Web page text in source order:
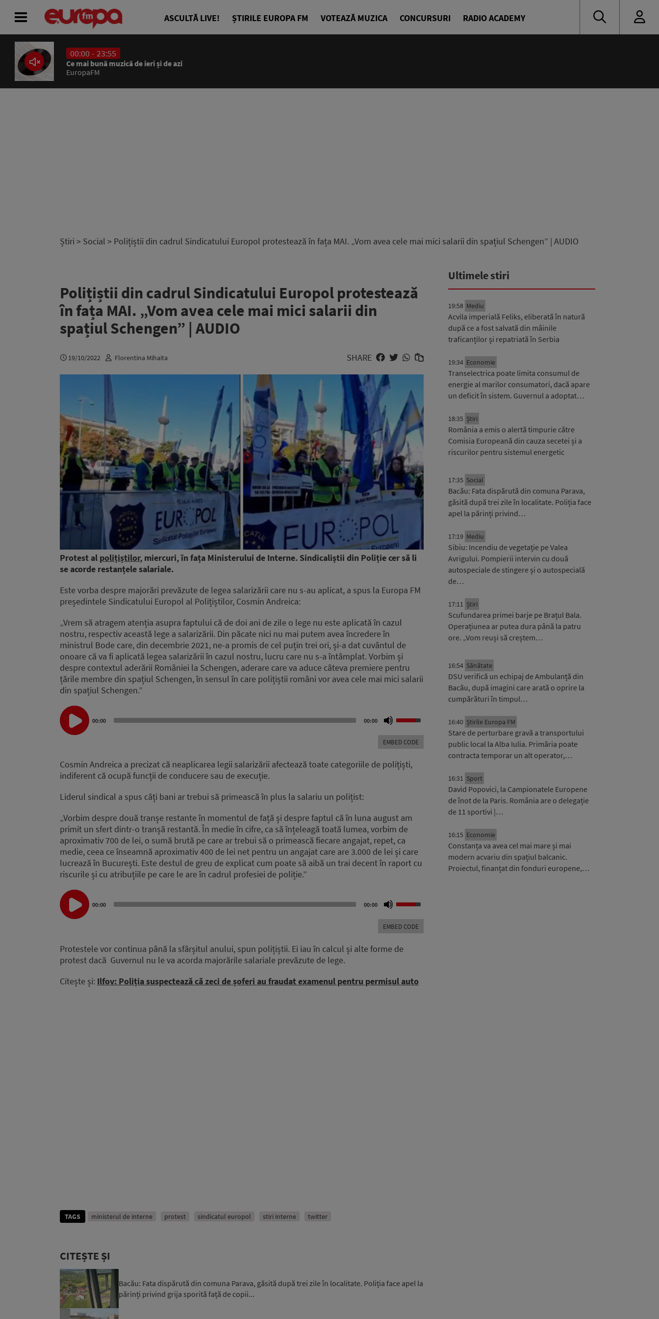
ASCULTĂ LIVE! ȘTIRILE EUROPA FM VOTEAZĂ MUZICA CONCURSURI RADIO ACADEMY
00:00 - 23:55
Ce mai bună muzică de ieri și de azi
EuropaFM
Știri > Social > Polițiștii din cadrul Sindicatului Europol protestează în fața MAI. „Vom avea cele mai mici salarii din spațiul Schengen” | AUDIO
Polițiștii din cadrul Sindicatului Europol protestează
în fața MAI. „Vom avea cele mai mici salarii din
spațiul Schengen” | AUDIO
19/10/2022 Florentina Mihaita SHARE
Protest al polițiștilor, miercuri, în fața Ministerului de Interne. Sindicaliștii din Poliție cer să li
se acorde restanțele salariale.
Este vorba despre majorări prevăzute de legea salarizării care nu s-au aplicat, a spus la Europa FM
președintele Sindicatului Europol al Polițiștilor, Cosmin Andreica:
„Vrem să atragem atenția asupra faptului că de doi ani de zile o lege nu este aplicată în cazul
nostru, respectiv această lege a salarizării. Din păcate nici nu mai putem avea încredere în
ministrul Bode care, din decembrie 2021, ne-a promis de cel puțin trei ori, și-a dat cuvântul de
onoare că va fi aplicată legea salarizării în cazul nostru, lucru care nu s-a întâmplat. Vorbim și
despre contextul aderării României la Schengen, aderare care va aduce câteva premiere pentru
țările membre din spațiul Schengen, în sensul în care polițiștii români vor avea cele mai mici salarii
din spațiul Schengen.”
Audio
Player
00:00 00:00
Up/Down
keys
increase
EMBED CODE
Cosmin Andreica a precizat că neaplicarea legii salarizării afectează toate categoriile de polițiști,
indiferent că ocupă funcții de conducere sau de execuție.
Liderul sindical a spus câți bani ar trebui să primească în plus la salariu un polițist:
„Vorbim despre două tranșe restante în momentul de față și despre faptul că în luna august am
primit un sfert dintr-o tranșă restantă. În medie în cifre, ca să înțeleagă toată lumea, vorbim de
aproximativ 700 de lei, o sumă brută pe care ar trebui să o primească fiecare angajat, repet, ca
medie, ceea ce înseamnă aproximativ 400 de lei net pentru un angajat care are 3.000 de lei și care
lucrează în București. Este destul de greu de explicat cum poate să aibă un trai decent în raport cu
riscurile și cu atribuțiile pe care le are în cadrul profesiei de poliție.”
Audio
Player
00:00 00:00
Up/Down
keys
increase
volume.
EMBED CODE
Protestele vor continua până la sfârșitul anului, spun polițiștii. Ei iau în calcul și alte forme de
protest dacă Guvernul nu le va acorda majorările salariale prevăzute de lege.
Citește și: Ilfov: Poliția suspectează că zeci de șoferi au fraudat examenul pentru permisul auto
TAGS ministerul de interne protest sindicatul europol stiri interne twitter
CITEȘTE ȘI
Bacău: Fata dispărută din comuna Parava, găsită după trei zile în localitate. Poliția face apel la
părinți privind grija sporită față de copii...
Ultimele stiri
19:58 Mediu
Acvila imperială Feliks, eliberată în natură
după ce a fost salvată din mâinile
traficanților și repatriată în Serbia
19:34 Economie
Transelectrica poate limita consumul de
energie al marilor consumatori, dacă apare
un deficit în sistem. Guvernul a adoptat…
18:35 Știri
România a emis o alertă timpurie către
Comisia Europeană din cauza secetei și a
riscurilor pentru sistemul energetic
17:35 Social
Bacău: Fata dispărută din comuna Parava,
găsită după trei zile în localitate. Poliția face
apel la părinți privind…
17:19 Mediu
Sibiu: Incendiu de vegetație pe Valea
Avrigului. Pompierii intervin cu două
autospeciale de stingere și o autospecială
de…
17:11 Știri
Scufundarea primei barje pe Brațul Bala.
Operațiunea ar putea dura până la patru
ore. „Vom reuși să creștem…
16:54 Sănătate
DSU verifică un echipaj de Ambulanță din
Bacău, după imagini care arată o oprire la
cumpărături în timpul…
16:40 Știrile Europa FM
Stare de perturbare gravă a transportului
public local la Alba Iulia. Primăria poate
contracta temporar un alt operator,…
16:31 Sport
David Popovici, la Campionatele Europene
de înot de la Paris. România are o delegație
de 11 sportivi |…
16:15 Economie
Constanța va avea cel mai mare și mai
modern acvariu din spațiul balcanic.
Proiectul, finanțat din fonduri europene,…
ACASĂ
ȘTIRI